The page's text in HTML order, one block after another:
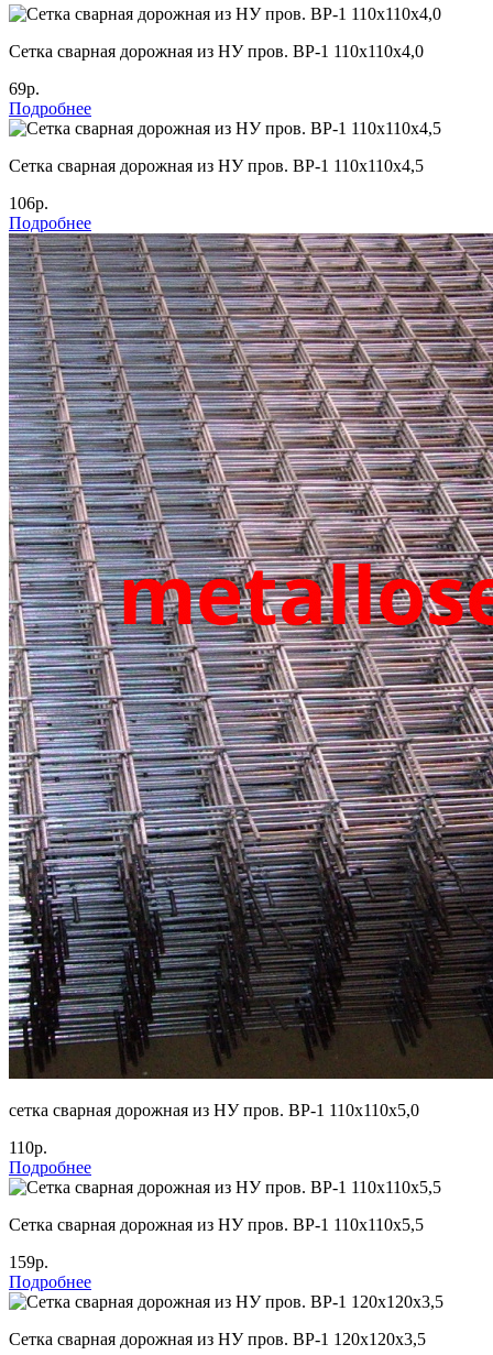
Cетка сварная дорожная из НУ пров. ВР-1 110х110х4,0
69р.
Подробнее
Cетка сварная дорожная из НУ пров. ВР-1 110х110х4,5
106р.
Подробнее
сетка сварная дорожная из НУ пров. ВР-1 110х110х5,0
110р.
Подробнее
Cетка сварная дорожная из НУ пров. ВР-1 110х110х5,5
159р.
Подробнее
Cетка сварная дорожная из НУ пров. ВР-1 120х120х3,5